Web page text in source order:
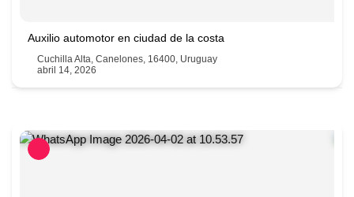
Auxilio automotor en ciudad de la costa
Cuchilla Alta, Canelones, 16400, Uruguay
abril 14, 2026